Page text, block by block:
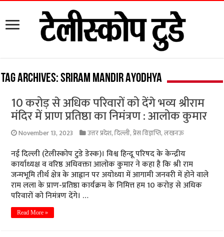
Tag Archives:Sriram Mandir Ayodhya
10 करोड़ से अधिक परिवारों को देंगे भव्य श्रीराम
मंदिर में प्राण प्रतिष्ठा का निमंत्रण : आलोक कुमार
November 13, 2023 उत्तर प्रदेश,दिल्ली,प्रेस विज्ञप्ति,लखनऊ
नई दिल्ली (टेलीस्कोप टुडे डेस्क)। विश्व हिन्दू परिषद के केन्द्रीय
कार्याध्यक्ष व वरिष्ठ अधिवक्ता आलोक कुमार ने कहा है कि श्री राम
जन्मभूमि तीर्थ क्षेत्र के आह्वान पर अयोध्या में आगामी जनवरी में होने वाले
राम लला के प्राण-प्रतिष्ठा कार्यक्रम के निमित्त हम 10 करोड़ से अधिक
परिवारों को निमंत्रण देंगे। …
Read More »